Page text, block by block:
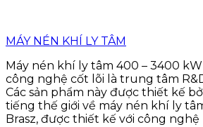
MÁY NÉN KHÍ LY TÂM
Máy nén khí ly tâm 400 – 3400
công nghệ cốt lõi là trung tâm
Các sản phẩm này được thiết kế
tiếng thế giới về máy nén khí ly
Brasz, được thiết kế với công nghệ